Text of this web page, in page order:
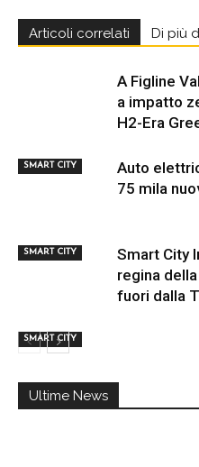
Articoli correlati Di più
SMART CITY
A Figline
a impatto
H2-Era
SMART CITY
Auto
75 mila
SMART CITY
Smart City
regina
fuori dalla
Ultime News